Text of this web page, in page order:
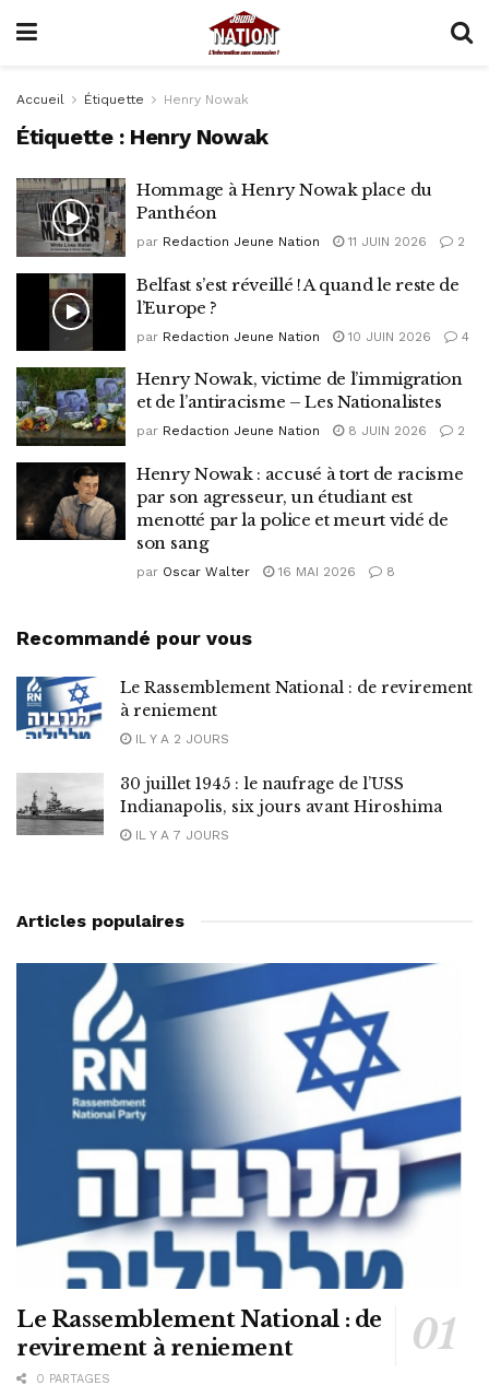
Accueil Étiquette Henry Nowak
Étiquette : Henry Nowak
Hommage à Henry Nowak place du
Panthéon
par Redaction Jeune Nation 11 JUIN 2026 2
Belfast s’est réveillé ! A quand le reste de
l’Europe ?
par Redaction Jeune Nation 10 JUIN 2026 4
Henry Nowak, victime de l’immigration
et de l’antiracisme – Les Nationalistes
par Redaction Jeune Nation 8 JUIN 2026 2
Henry Nowak : accusé à tort de racisme
par son agresseur, un étudiant est
menotté par la police et meurt vidé de
son sang
par Oscar Walter 16 MAI 2026 8
Recommandé pour vous
Le Rassemblement National : de revirement
à reniement
IL Y A 2 JOURS
30 juillet 1945 : le naufrage de l’USS
Indianapolis, six jours avant Hiroshima
IL Y A 7 JOURS
Articles populaires
Le Rassemblement National : de
revirement à reniement
0 PARTAGES